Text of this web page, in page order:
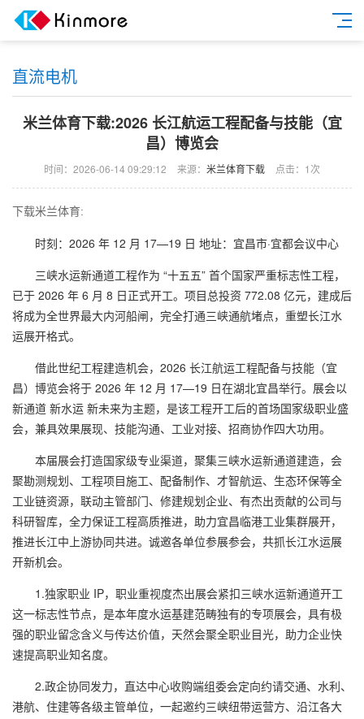
直流电机
米兰体育下载:2026 长江航运工程配备与技能（宜
昌）博览会
时间：2026-06-14 09:29:12 来源： 米兰体育下载 点击：1次
下载米兰体育:
时刻：2026 年 12 月 17—19 日 地址：宜昌市·宜都会议中心
三峡水运新通道工程作为 “十五五” 首个国家严重标志性工程，
已于 2026 年 6 月 8 日正式开工。项目总投资 772.08 亿元，建成后
将成为全世界最大内河船闸，完全打通三峡通航堵点，重塑长江水
运展开格式。
借此世纪工程建造机会，2026 长江航运工程配备与技能（宜
昌）博览会将于 2026 年 12 月 17—19 日在湖北宜昌举行。展会以
新通道 新水运 新未来为主题，是该工程开工后的首场国家级职业盛
会，兼具效果展现、技能沟通、工业对接、招商协作四大功用。
本届展会打造国家级专业渠道，聚集三峡水运新通道建造，会
聚勘测规划、工程项目施工、配备制作、才智航运、生态环保等全
工业链资源，联动主管部门、修建规划企业、有杰出贡献的公司与
科研智库，全力保证工程高质推进，助力宜昌临港工业集群展开，
推进长江中上游协同共进。诚邀各单位参展参会，共抓长江水运展
开新机会。
1.独家职业 IP，职业重视度杰出展会紧扣三峡水运新通道开工
这一标志性节点，是本年度水运基建范畴独有的专项展会，具有极
强的职业留念含义与传达价值，天然会聚全职业目光，助力企业快
速提高职业知名度。
2.政企协同发力，直达中心收购端组委会定向约请交通、水利、
港航、住建等各级主管单位，一起邀约三峡纽带运营方、沿江各大